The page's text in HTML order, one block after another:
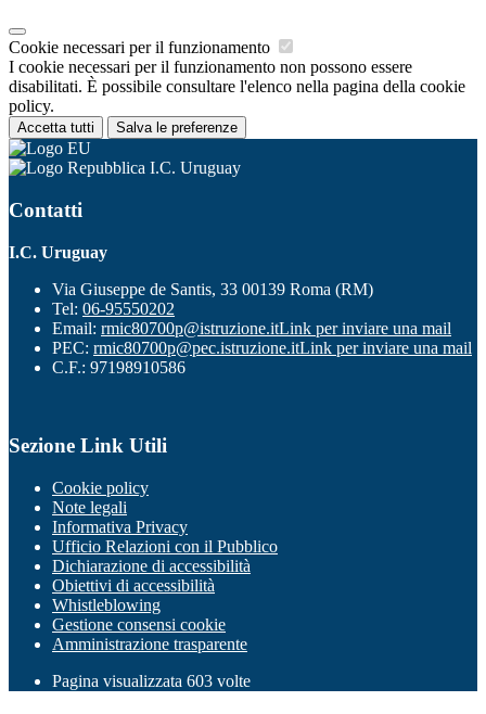
Cookie necessari per il funzionamento
I cookie necessari per il funzionamento non possono essere
disabilitati. È possibile consultare l'elenco nella pagina della cookie
policy.
Accetta tutti Salva le preferenze
I.C. Uruguay
Contatti
I.C. Uruguay
Via Giuseppe de Santis, 33 00139 Roma (RM)
Tel: 06-95550202
Email: rmic80700p@istruzione.itLink per inviare una mail
PEC: rmic80700p@pec.istruzione.itLink per inviare una mail
C.F.: 97198910586
Sezione Link Utili
Cookie policy
Note legali
Informativa Privacy
Ufficio Relazioni con il Pubblico
Dichiarazione di accessibilità
Obiettivi di accessibilità
Whistleblowing
Gestione consensi cookie
Amministrazione trasparente
Pagina visualizzata 603 volte